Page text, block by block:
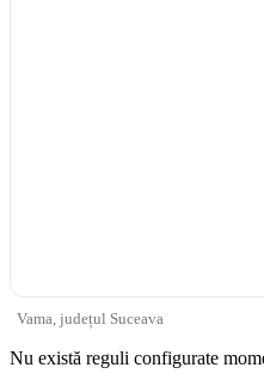
Vama, județul Suceava
Nu există reguli configurate